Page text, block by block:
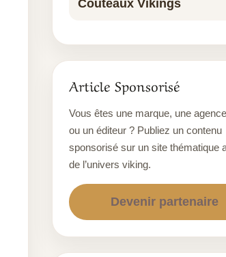
Couteaux Vikings
Article Sponsorisé
Vous êtes une marque, une
ou un éditeur ? Publiez un contenu
sponsorisé sur un site thématique
de l’univers viking.
Devenir partenaire